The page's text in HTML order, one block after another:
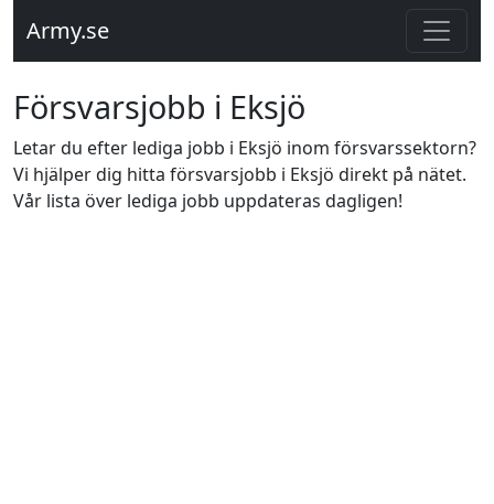
Army.se
Försvarsjobb i Eksjö
Letar du efter lediga jobb i Eksjö inom försvarssektorn?
Vi hjälper dig hitta försvarsjobb i Eksjö direkt på nätet.
Vår lista över lediga jobb uppdateras dagligen!